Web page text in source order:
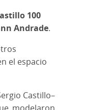
100
Andrade.
el espacio
Castillo–